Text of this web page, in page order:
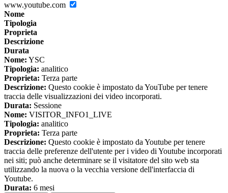
www.youtube.com
Nome
Tipologia
Proprieta
Descrizione
Durata
Nome: YSC
Tipologia: analitico
Proprieta: Terza parte
Descrizione: Questo cookie è impostato da YouTube per tenere
traccia delle visualizzazioni dei video incorporati.
Durata: Sessione
Nome: VISITOR_INFO1_LIVE
Tipologia: analitico
Proprieta: Terza parte
Descrizione: Questo cookie è impostato da Youtube per tenere
traccia delle preferenze dell'utente per i video di Youtube incorporati
nei siti; può anche determinare se il visitatore del sito web sta
utilizzando la nuova o la vecchia versione dell'interfaccia di
Youtube.
Durata: 6 mesi